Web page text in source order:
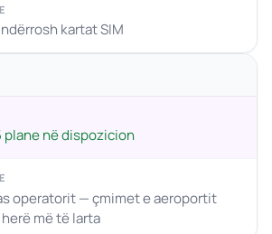
kartat SIM
plane në dispozicion
operatorit — çmimet e aeroportit
më të larta